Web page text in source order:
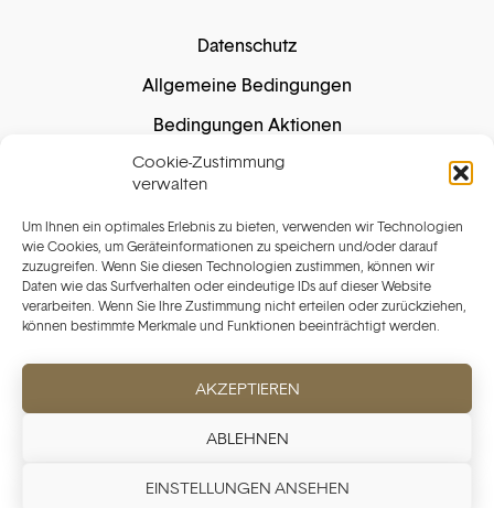
Cookie-Zustimmung
verwalten
Um Ihnen ein optimales Erlebnis zu bieten, verwenden wir Technologien
wie Cookies, um Geräteinformationen zu speichern und/oder darauf
zuzugreifen. Wenn Sie diesen Technologien zustimmen, können wir
Daten wie das Surfverhalten oder eindeutige IDs auf dieser Website
verarbeiten. Wenn Sie Ihre Zustimmung nicht erteilen oder zurückziehen,
können bestimmte Merkmale und Funktionen beeinträchtigt werden.
AKZEPTIEREN
ABLEHNEN
EINSTELLUNGEN ANSEHEN
Datenschutz
Allgemeine Bedingungen
Bedingungen Aktionen
Cookie-Richtlinie
Sichere Einkäufe
Kartendaten nicht.